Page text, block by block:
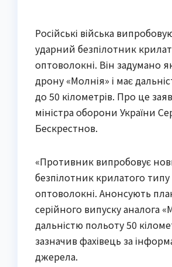
Російські війська
ударний безпілотник
оптоволокні. Він задумано
дрону «Молнія» і має
до 50 кілометрів. Про це
міністра оборони України
Бескрестнов.
«Противник випробовує
безпілотник крилатого
оптоволокні. Анонсують
серійного випуску аналога
дальністю польоту 50
зазначив фахівець за
джерела.